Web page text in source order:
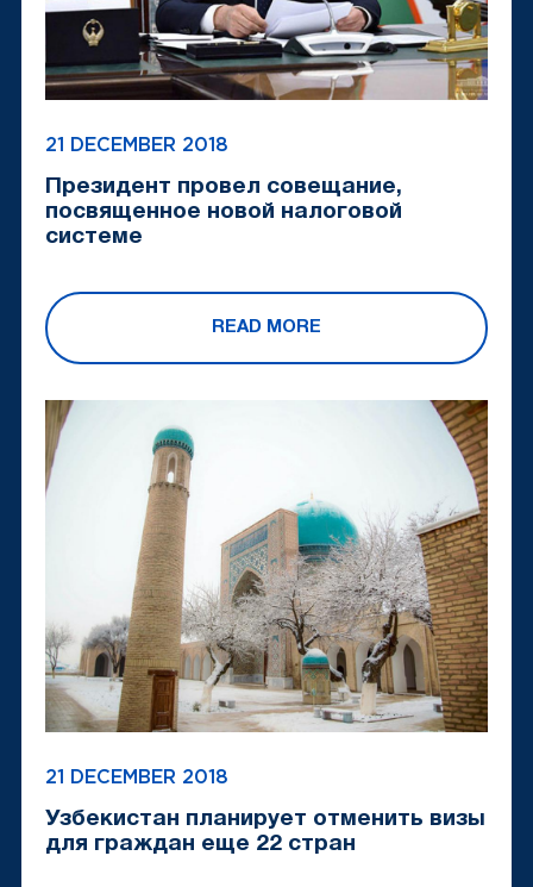
21 DECEMBER 2018
Президент провел совещание,
посвященное новой налоговой
системе
READ MORE
21 DECEMBER 2018
Узбекистан планирует отменить визы
для граждан еще 22 стран